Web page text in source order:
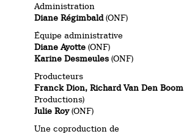
Administration
Diane Régimbald(ONF)
Équipe administrative
Diane Ayotte (ONF)
Karine Desmeules (ONF)
Producteurs
Franck Dion, Richard Van Den Boom
Productions)
Julie Roy(ONF)
Une coproduction de